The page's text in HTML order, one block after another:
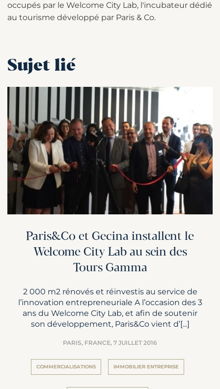
occupés par le Welcome City Lab, l'incubateur dédié
au tourisme développé par Paris & Co.
Sujet lié
Paris&Co et Gecina installent le
Welcome City Lab au sein des
Tours Gamma
2 000 m2 rénovés et réinvestis au service de
l’innovation entrepreneuriale A l’occasion des 3
ans du Welcome City Lab, et afin de soutenir
son développement, Paris&Co vient d’[...]
PARIS, FRANCE, 7 JUILLET 2016
COMMERCIALISATIONS IMMOBILIER ENTREPRISE